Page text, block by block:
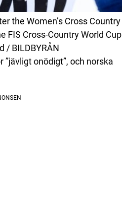
the Women’s Cross Country
FIS Cross-Country World Cup
/ BILDBYRÅN
onödigt”, och norska